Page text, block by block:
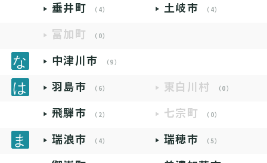
垂井町 （4） 土岐市 （4）
富加町 （0）
中津川市 （9）
羽島市 （6） 東白川村 （0）
飛騨市 （2） 七宗町 （0）
瑞浪市 （4） 瑞穂市 （5）